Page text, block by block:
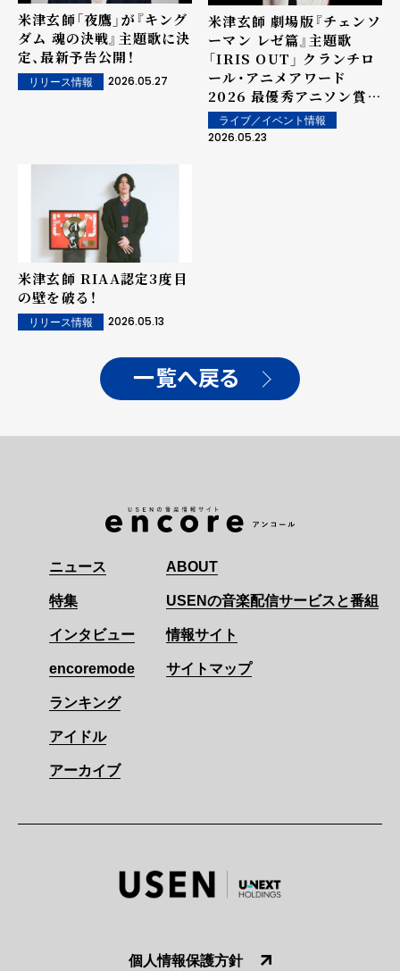
米津玄師「夜鷹」が『キング
ダム 魂の決戦』主題歌に決
定、最新予告公開！
リリース情報 2026.05.27
米津玄師 劇場版『チェンソ
ーマン レゼ篇』主題歌
「IRIS OUT」 クランチロ
ール・アニメアワード
2026 最優秀アニソン賞
受賞！
ライブ／イベント情報
2026.05.23
米津玄師 RIAA認定3度目
の壁を破る！
リリース情報 2026.05.13
一覧へ戻る
ニュース
特集
インタビュー
encoremode
ランキング
アイドル
アーカイブ
ABOUT
USENの音楽配信サービスと番組
情報サイト
サイトマップ
個人情報保護方針